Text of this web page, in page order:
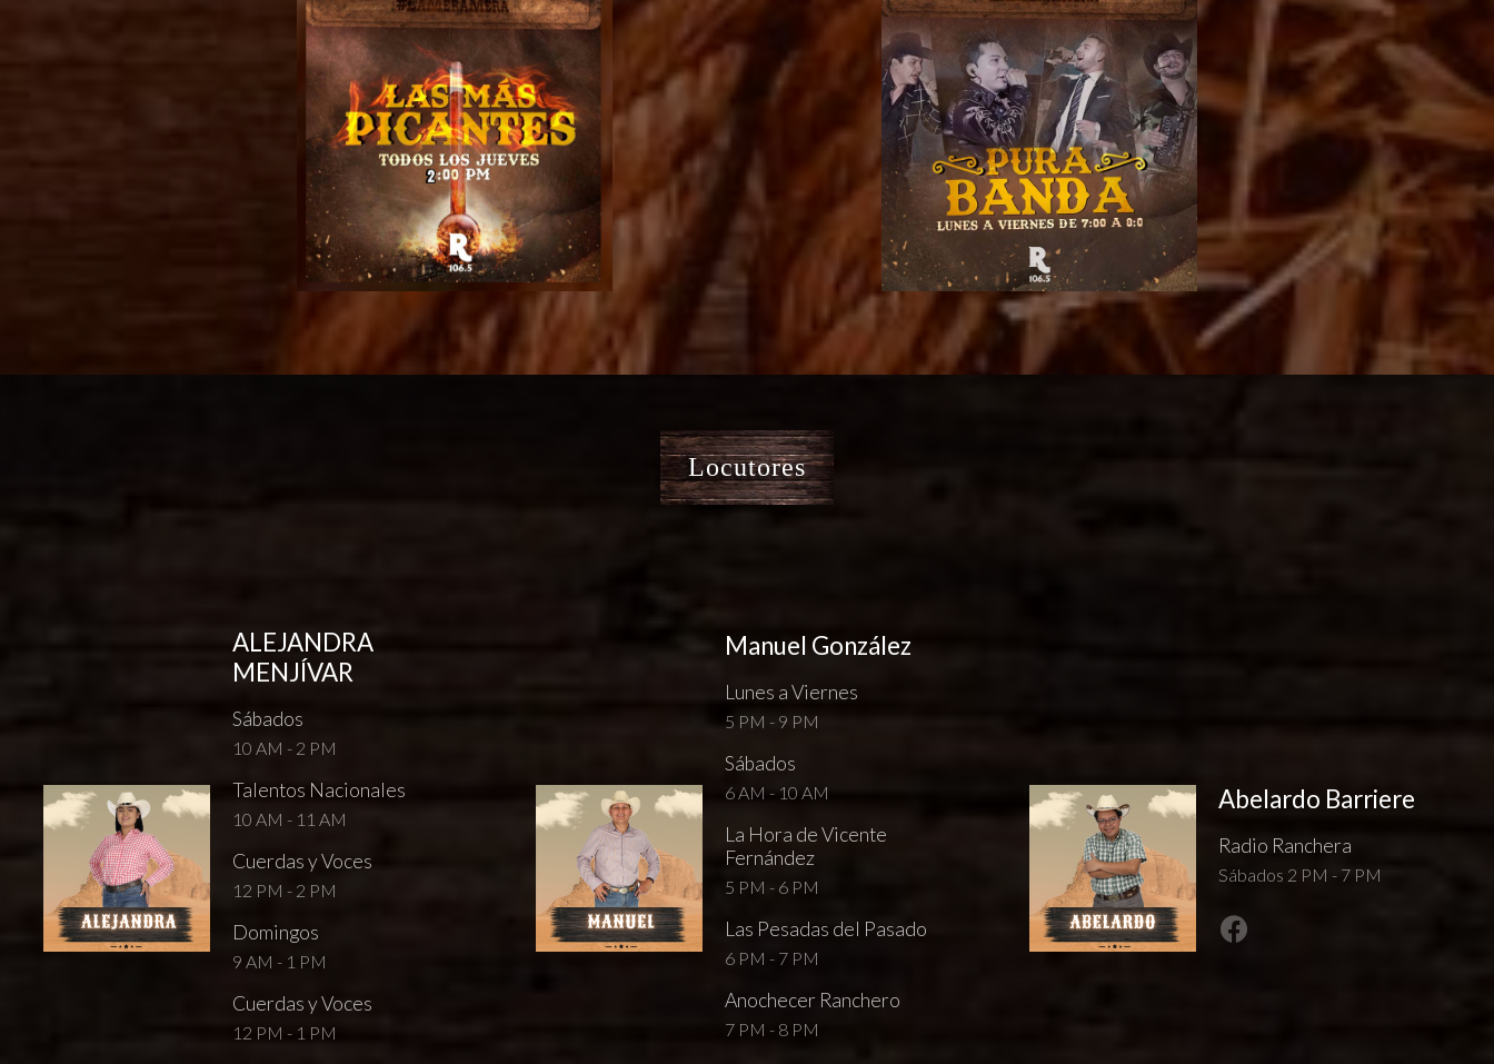
Locutores
ALEJANDRA
MENJÍVAR
Sábados
10 AM - 2 PM
Talentos Nacionales
10 AM - 11 AM
Cuerdas y Voces
12 PM - 2 PM
Domingos
9 AM - 1 PM
Cuerdas y Voces
12 PM - 1 PM
Manuel González
Lunes a Viernes
5 PM - 9 PM
Sábados
6 AM - 10 AM
La Hora de Vicente
Fernández
5 PM - 6 PM
Las Pesadas del Pasado
6 PM - 7 PM
Anochecer Ranchero
7 PM - 8 PM
Abelardo Barriere
Radio Ranchera
Sábados 2 PM - 7 PM